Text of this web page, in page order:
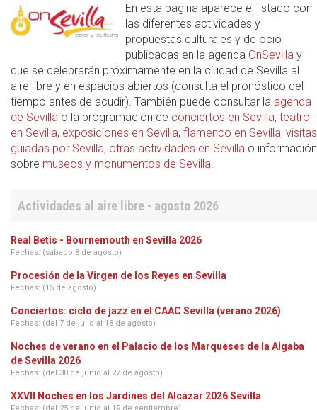
En esta página aparece el listado con
las diferentes actividades y
propuestas culturales y de ocio
publicadas en la agenda OnSevillay
que se celebrarán próximamente en la ciudad de Sevilla al
aire libre y en espacios abiertos (consulta el pronóstico del
tiempo antes de acudir). También puede consultar la agenda
de Sevilla o la programación de conciertos en Sevilla, teatro
en Sevilla, exposiciones en Sevilla, flamenco en Sevilla, visitas
guiadas por Sevilla, otras actividades en Sevilla o información
sobre museos y monumentos de Sevilla.
Actividades al aire libre - agosto 2026
Real Betis - Bournemouth en Sevilla 2026
Fechas: (sábado 8 de agosto)
Procesión de la Virgen de los Reyes en Sevilla
Fechas: (15 de agosto)
Conciertos: ciclo de jazz en el CAAC Sevilla (verano 2026)
Fechas: (del 7 de julio al 18 de agosto)
Noches de verano en el Palacio de los Marqueses de la Algaba
de Sevilla 2026
Fechas: (del 30 de junio al 27 de agosto)
XXVII Noches en los Jardines del Alcázar 2026 Sevilla